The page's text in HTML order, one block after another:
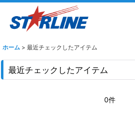
ホーム > 最近チェックしたアイテム
最近チェックしたアイテム
0件